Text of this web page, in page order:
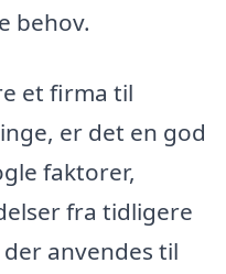
behov.
et firma til
er det en god
faktorer,
fra tidligere
anvendes til